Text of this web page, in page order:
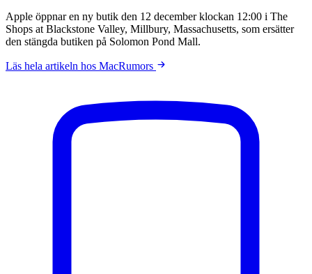
Apple öppnar en ny butik den 12 december klockan 12:00 i The
Shops at Blackstone Valley, Millbury, Massachusetts, som ersätter
den stängda butiken på Solomon Pond Mall.
Läs hela artikeln hos MacRumors